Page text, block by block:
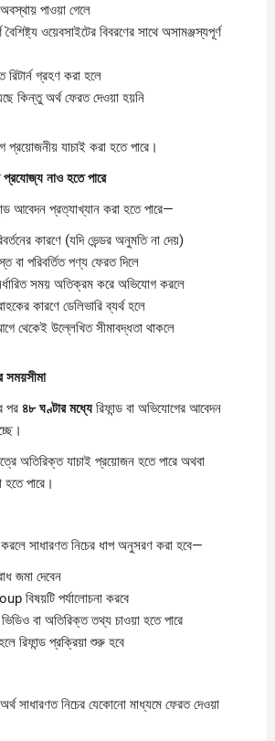
পাওয়া গেলে
ওয়েবসাইটের বিবরণের সাথে অসামঞ্জস্যপূর্ণ
গ্রহণ করা হলে
কিন্তু অর্থ ফেরত দেওয়া হয়নি
প্রয়োজনীয় যাচাই করা হতে পারে।
প্রযোজ্যনাওহতেপারে
আবেদন প্রত্যাখ্যান করা হতে পারে—
কারণে (যদি ভেন্ডর অনুমতি না দেয়)
বা পরিবর্তিত পণ্য ফেরত দিলে
সময় অতিক্রম করে অভিযোগ করলে
কারণে ডেলিভারি ব্যর্থ হলে
থেকেই উল্লেখিত সীমাবদ্ধতা থাকলে
সময়সীমা
পর ৪৮ঘণ্টারমধ্যেরিফান্ড বা অভিযোগের আবেদন
অতিরিক্ত যাচাই প্রয়োজন হতে পারে অথবা
পারে।
সাধারণত নিচের ধাপ অনুসরণ করা হবে—
জমা দেবেন
বিষয়টি পর্যালোচনা করবে
বা অতিরিক্ত তথ্য চাওয়া হতে পারে
রিফান্ড প্রক্রিয়া শুরু হবে
সাধারণত নিচের যেকোনো মাধ্যমে ফেরত দেওয়া